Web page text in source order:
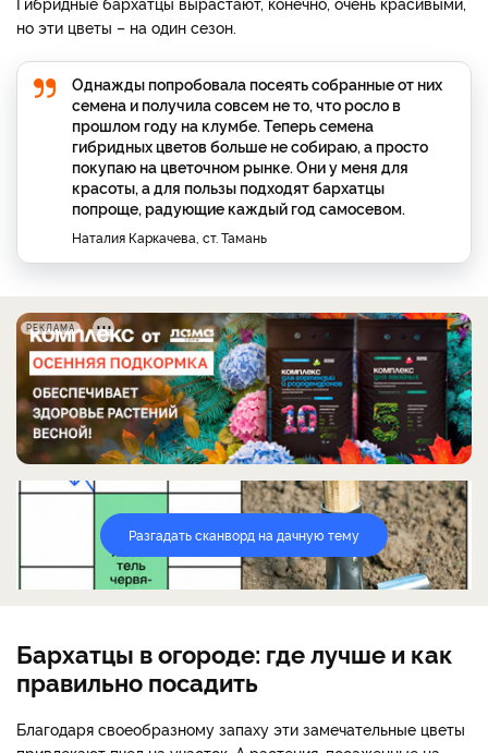
но эти цветы – на один сезон.
Однажды попробовала посеять собранные от них
семена и получила совсем не то, что росло в
прошлом году на клумбе. Теперь семена
гибридных цветов больше не собираю, а просто
покупаю на цветочном рынке. Они у меня для
красоты, а для пользы подходят бархатцы
попроще, радующие каждый год самосевом.
Наталия Каркачева, ст. Тамань
РЕКЛАМА
Разгадать сканворд на дачную тему
Бархатцы в огороде: где лучше и как
правильно посадить
Благодаря своеобразному запаху эти замечательные цветы